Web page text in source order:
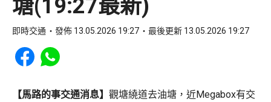
塘(19:27最新)
即時交通 發佈 13.05.2026 19:27 最後更新 13.05.2026 19:27
Share to Facebook
Share to WhatsApp
【馬路的事交通消息】 觀塘繞道去油塘，近Megabox有交